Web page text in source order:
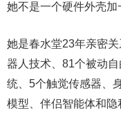
她不是一个硬件外壳加
她是春水堂23年亲密
器人技术、81个被动
统、5个触觉传感器、
模型、伴侣智能体和